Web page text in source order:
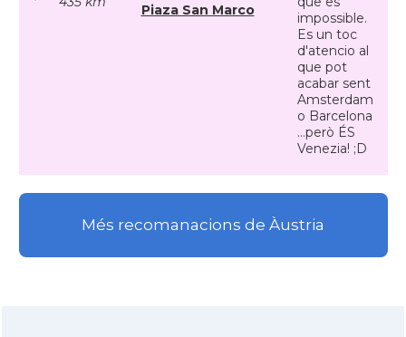
Piaza San Marco
impossible.
Es un toc
d'atencio al
que pot
acabar sent
Amsterdam
o Barcelona
...però ÉS
Venezia! ;D
Més recomanacions de Àustria